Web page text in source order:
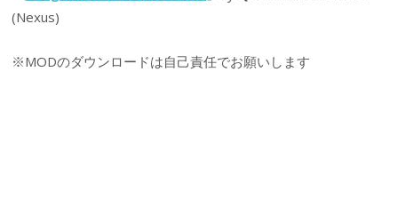
(Nexus)
※MODのダウンロードは自己責任でお願いします